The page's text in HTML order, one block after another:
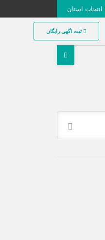
ثبت اگهی رایگان